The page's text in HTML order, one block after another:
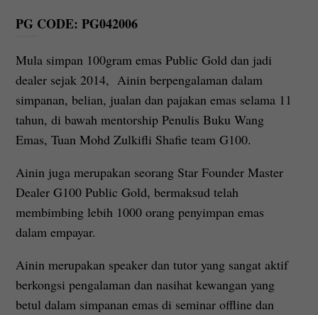
PG CODE: PG042006
Mula simpan 100gram emas Public Gold dan jadi
dealer sejak 2014, Ainin berpengalaman dalam
simpanan, belian, jualan dan pajakan emas selama 11
tahun, di bawah mentorship Penulis Buku Wang
Emas, Tuan Mohd Zulkifli Shafie team G100.
Ainin juga merupakan seorang Star Founder Master
Dealer G100 Public Gold, bermaksud telah
membimbing lebih 1000 orang penyimpan emas
dalam empayar.
Ainin merupakan speaker dan tutor yang sangat aktif
berkongsi pengalaman dan nasihat kewangan yang
betul dalam simpanan emas di seminar offline dan